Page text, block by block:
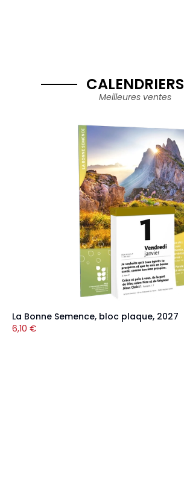
CALENDRIERS
Meilleures ventes
La Bonne Semence, bloc plaque, 2027
6,10 €